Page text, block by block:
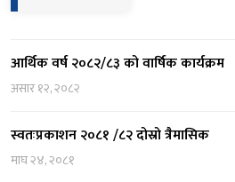
आर्थिक वर्ष २०८२/८३ को वार्षिक कार्यक्रम
असार १२, २०८२
स्वतःप्रकाशन २०८१ /८२ दोस्रो त्रैमासिक
माघ २४, २०८१